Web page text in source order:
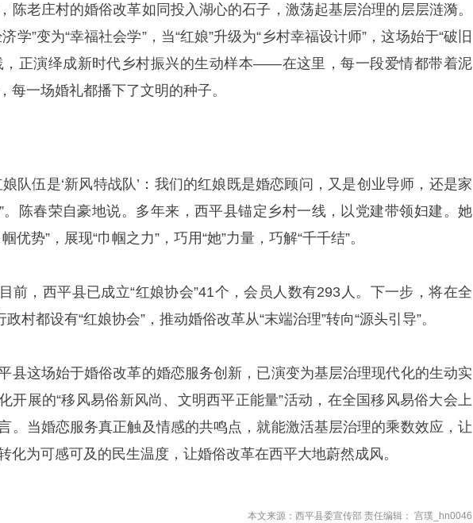
陈老庄村的婚俗改革如同投入湖心的石子，激荡起基层治理的层层涟漪。
学”变为“幸福社会学”，当“红娘”升级为“乡村幸福设计师”，这场始于“破旧
，正演绎成新时代乡村振兴的生动样本——在这里，每一段爱情都带着泥
每一场婚礼都播下了文明的种子。
娘队伍是‘新风特战队’：我们的红娘既是婚恋顾问，又是创业导师，还是家
。陈春荣自豪地说。多年来，西平县锚定乡村一线，以党建带领妇建。她
优势”，展现“巾帼之力”，巧用“她”力量，巧解“千千结”。
前，西平县已成立“红娘协会”41个，会员人数有293人。下一步，将在全
村都设有“红娘协会”，推动婚俗改革从“末端治理”转向“源头引导”。
县这场始于婚俗改革的婚恋服务创新，已演变为基层治理现代化的生动实
开展的“移风易俗新风尚、文明西平正能量”活动，在全国移风易俗大会上
。当婚恋服务真正触及情感的共鸣点，就能激活基层治理的乘数效应，让
化为可感可及的民生温度，让婚俗改革在西平大地蔚然成风。
本文来源：西平县委宣传部 责任编辑： 宫璞_hn0046